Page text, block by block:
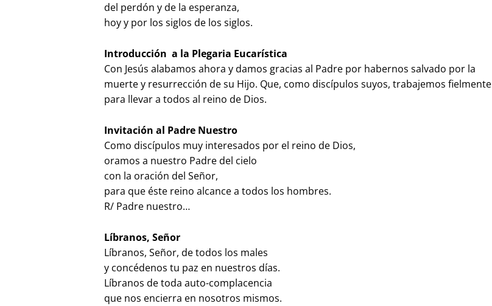
del perdón y de la esperanza,
hoy y por los siglos de los siglos.
Introducción a la Plegaria Eucarística
Con Jesús alabamos ahora y damos gracias al Padre por habernos salvado por la
muerte y resurrección de su Hijo. Que, como discípulos suyos, trabajemos fielmente
para llevar a todos al reino de Dios.
Invitación al Padre Nuestro
Como discípulos muy interesados por el reino de Dios,
oramos a nuestro Padre del cielo
con la oración del Señor,
para que éste reino alcance a todos los hombres.
R/ Padre nuestro…
Líbranos, Señor
Líbranos, Señor, de todos los males
y concédenos tu paz en nuestros días.
Líbranos de toda auto-complacencia
que nos encierra en nosotros mismos.